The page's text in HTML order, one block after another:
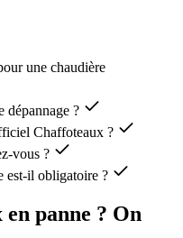
une chaudière
dépannage ?
Chaffoteaux ?
vous ?
est-il obligatoire ?
panne ? On